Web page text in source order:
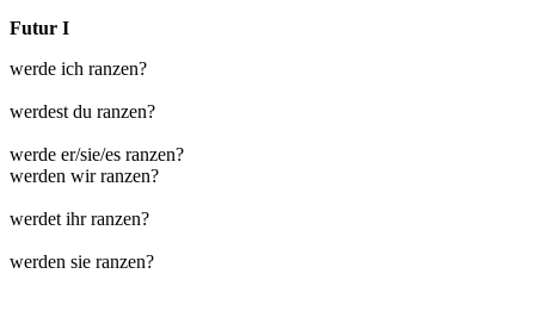
Futur I
werde ich ranzen?
werdest du ranzen?
werde er/sie/es ranzen?
werden wir ranzen?
werdet ihr ranzen?
werden sie ranzen?